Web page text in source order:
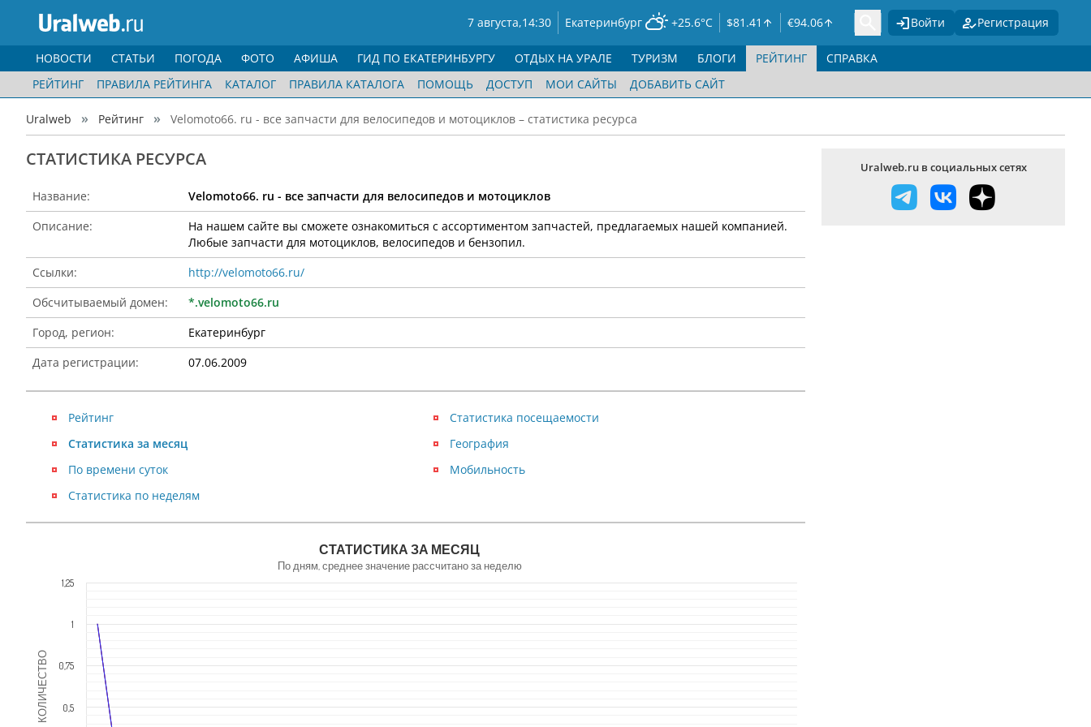
7 августа,14:30 Екатеринбург +25.6°C $81.41 €94.06 Войти Регистрация
НОВОСТИ СТАТЬИ ПОГОДА ФОТО АФИША ГИД ПО ЕКАТЕРИНБУРГУ ОТДЫХ НА УРАЛЕ ТУРИЗМ БЛОГИ
РЕЙТИНГ
РЕЙТИНГ
ПРАВИЛА РЕЙТИНГА КАТАЛОГ ПРАВИЛА КАТАЛОГА ПОМОЩЬ ДОСТУП МОИ САЙТЫ ДОБАВИТЬ САЙТ
СПРАВКА
Uralweb Рейтинг Velomoto66. ru - все запчасти для велосипедов и мотоциклов – статистика ресурса
CТАТИСТИКА РЕСУРСА
Название:
Velomoto66. ru - все запчасти для велосипедов и мотоциклов
Описание:
На нашем сайте вы сможете ознакомиться с ассортиментом запчастей, предлагаемых нашей компанией.
Любые запчасти для мотоциклов, велосипедов и бензопил.
Ссылки:
http://velomoto66.ru/
Обсчитываемый домен:
*.velomoto66.ru
Город, регион:
Екатеринбург
Дата регистрации:
07.06.2009
Рейтинг
Статистика посещаемости
Статистика за месяц
География
По времени суток
Мобильность
Статистика по неделям
КОЛИЧЕСТВО
СТАТИСТИКА ЗА МЕСЯЦ
По дням, среднее значение рассчитано за неделю
0,5
0,75
1
1,25
Uralweb.ru в социальных сетях